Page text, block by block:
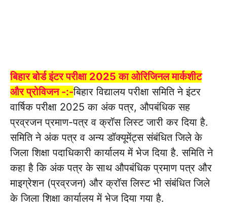
बिहार बोर्ड इंटर परीक्षा 2025 का ओरिजिनल मार्कशीट
और प्रोविजन -:-बिहार विद्यालय परीक्षा समिति ने इंटर
वार्षिक परीक्षा 2025 का अंक पत्र, औपबंधिक सह
प्रव्रजन प्रमाण-पत्र व क्रॉस लिस्ट जारी कर दिया है.
समिति ने अंक पत्र व अन्य डॉक्यूमेंट्स संबंधित जिले के
जिला शिक्षा पदाधिकारी कार्यालय में भेज दिया है. समिति ने
कहा है कि अंक पत्र के साथ औपबंधिक प्रमाण पत्र और
माइग्रेशन (प्रव्रजन) और क्रॉस लिस्ट भी संबंधित जिले
के जिला शिक्षा कार्यालय में भेज दिया गया है.